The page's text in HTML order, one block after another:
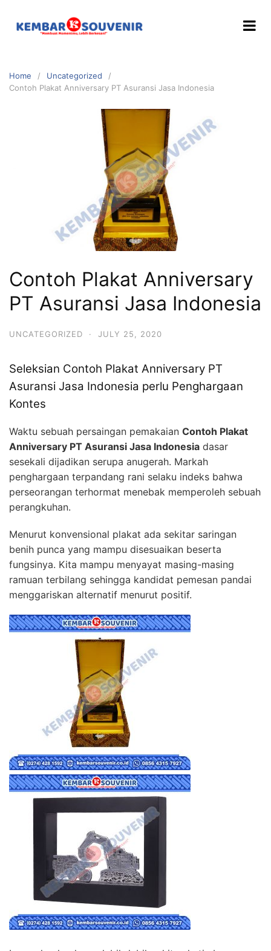
Home
Uncategorized
Contoh Plakat Anniversary PT Asuransi Jasa Indonesia
Contoh Plakat Anniversary
PT Asuransi Jasa Indonesia
UNCATEGORIZED · JULY 25, 2020
Seleksian Contoh Plakat Anniversary PT
Asuransi Jasa Indonesia perlu Penghargaan
Kontes
Waktu sebuah persaingan pemakaian Contoh Plakat
Anniversary PT Asuransi Jasa Indonesia dasar
sesekali dijadikan serupa anugerah. Markah
penghargaan terpandang rani selaku indeks bahwa
perseorangan terhormat menebak memperoleh sebuah
perangkuhan.
Menurut konvensional plakat ada sekitar saringan
benih punca yang mampu disesuaikan beserta
fungsinya. Kita mampu menyayat masing-masing
ramuan terbilang sehingga kandidat pemesan pandai
menggariskan alternatif menurut positif.